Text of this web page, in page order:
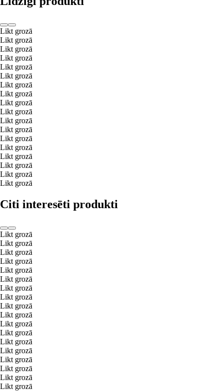
Likt grozā
Likt grozā
Likt grozā
Likt grozā
Likt grozā
Likt grozā
Likt grozā
Likt grozā
Likt grozā
Likt grozā
Likt grozā
Likt grozā
Likt grozā
Likt grozā
Likt grozā
Likt grozā
Likt grozā
Likt grozā
Citi interesēti produkti
Likt grozā
Likt grozā
Likt grozā
Likt grozā
Likt grozā
Likt grozā
Likt grozā
Likt grozā
Likt grozā
Likt grozā
Likt grozā
Likt grozā
Likt grozā
Likt grozā
Likt grozā
Likt grozā
Likt grozā
Likt grozā